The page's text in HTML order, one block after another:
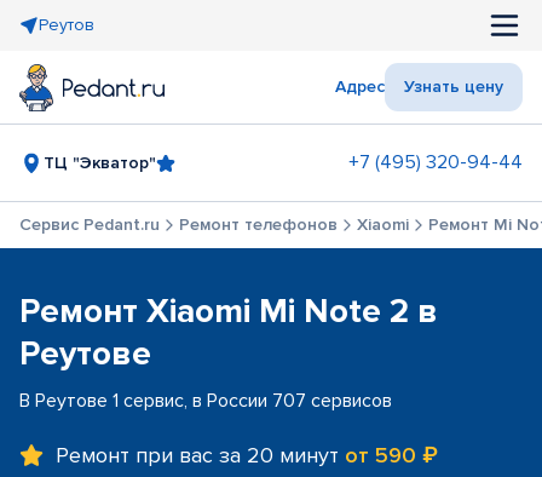
Реутов
Адрес Узнать цену
ТЦ "Экватор" +7 (495) 320-94-44
Сервис Pedant.ru Ремонт телефонов Xiaomi Ремонт Mi
Ремонт Xiaomi Mi Note 2 в
Реутове
В Реутове 1 сервис, в России 707 сервисов
Ремонт при вас за 20 минут от 590 ₽